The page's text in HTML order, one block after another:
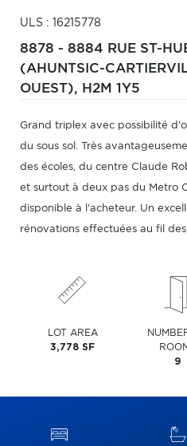
ULS : 16215778
8878 - 8884 RUE ST-
(AHUNTSIC-
OUEST), H2M 1Y5
Grand triplex avec possibilité
du sous sol. Très
des écoles, du centre Claude
et surtout à deux pas du Metro
disponible à l'acheteur. Un
rénovations effectuées au fil des
LOT AREA
3,778 SF
9